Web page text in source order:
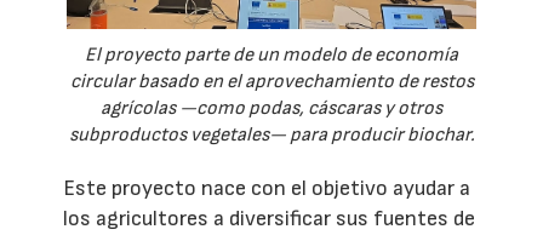
El proyecto parte de un modelo de economía
circular basado en el aprovechamiento de restos
agrícolas —como podas, cáscaras y otros
subproductos vegetales— para producir biochar.
Este proyecto nace con el objetivo ayudar a
los agricultores a diversificar sus fuentes de